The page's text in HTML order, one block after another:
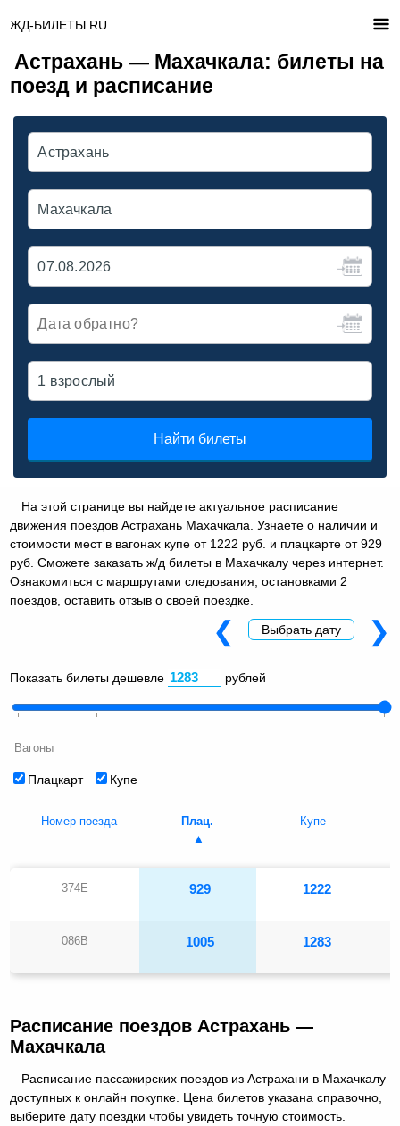
ЖД-БИЛЕТЫ.RU
Астрахань — Махачкала: билеты на
поезд и расписание
Найти билеты
На этой странице вы найдете актуальное расписание
движения поездов Астрахань Махачкала. Узнаете о наличии и
стоимости мест в вагонах купе от 1222 руб. и плацкарте от 929
руб. Сможете заказать ж/д билеты в Махачкалу через интернет.
Ознакомиться с маршрутами следования, остановками 2
поездов, оставить отзыв о своей поездке.
Показать билеты дешевле рублей
Вагоны
Плацкарт Купе
❮ Выбрать дату ❯
Номер поезда Плац. Купе
374Е 929 1222
086В 1005 1283
Расписание поездов Астрахань —
Махачкала
Расписание пассажирских поездов из Астрахани в Махачкалу
доступных к онлайн покупке. Цена билетов указана справочно,
выберите дату поездки чтобы увидеть точную стоимость.